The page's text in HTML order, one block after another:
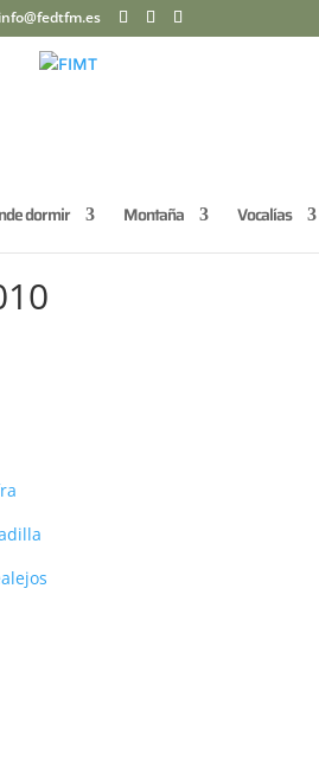
info@fedtfm.es
dormir Montaña Vocalías